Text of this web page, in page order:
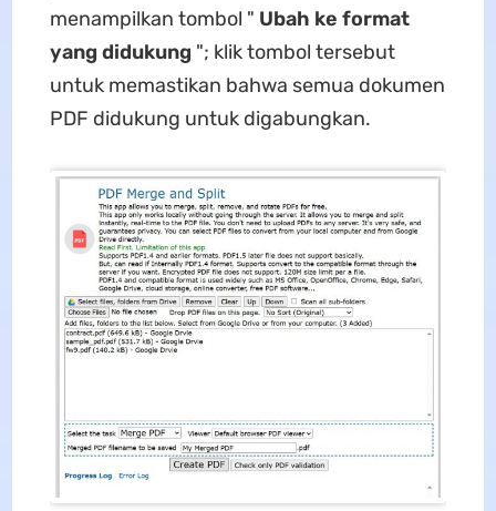
menampilkan tombol " Ubah ke format
yang didukung "; klik tombol tersebut
untuk memastikan bahwa semua dokumen
PDF didukung untuk digabungkan.